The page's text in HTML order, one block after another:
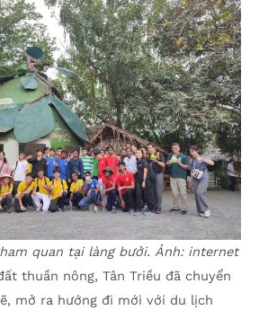
quan tại làng bưởi. Ảnh: internet
thuần nông, Tân Triều đã chuyển
mở ra hướng đi mới với du lịch